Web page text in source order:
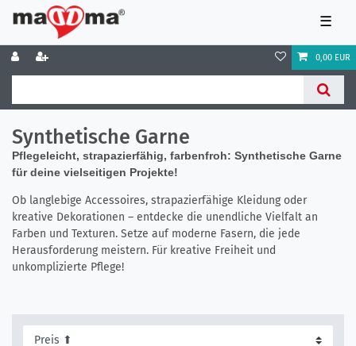
☰
0,00 EUR
Synthetische Garne
Pflegeleicht, strapazierfähig, farbenfroh: Synthetische Garne
für deine vielseitigen Projekte!
Ob langlebige Accessoires, strapazierfähige Kleidung oder
kreative Dekorationen – entdecke die unendliche Vielfalt an
Farben und Texturen. Setze auf moderne Fasern, die jede
Herausforderung meistern. Für kreative Freiheit und
unkomplizierte Pflege!